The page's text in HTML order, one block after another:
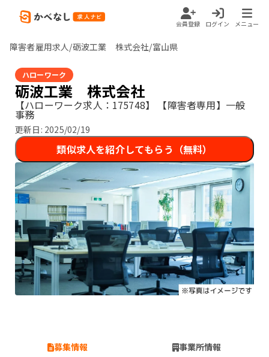
会員登録 ログイン メニュー
障害者雇用求人/砺波工業 株式会社/富山県
ハローワーク
砺波工業 株式会社
【ハローワーク求人：175748】 【障害者専用】一般
事務
更新日: 2025/02/19
類似求人を紹介してもらう（無料）
募集情報 事業所情報